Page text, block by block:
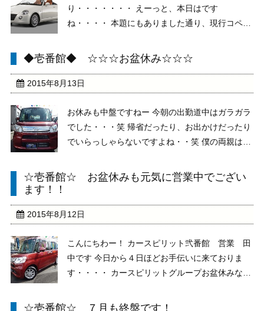
り・・・・・・・ えーっと、本日はです
ね・・・・ 本題にもありました通り、現行コペン
います ■こちらは、今までのモデル・丸目ヘッド
ました！ 当店で ...
◆壱番館◆ ☆☆☆お盆休み☆☆☆
2015年8月13日
お休みも中盤ですねー 今朝の出勤道中はガラガラ
でした・・・笑 帰省だったり、お出かけだったり
でいらっしゃらないですよね・・笑 僕の両親は、
ことは、家に帰ってもご飯がないですね・・・
☆壱番館☆ お盆休みも元気に営業中でござい
ます！！
2015年8月12日
こんにちわー！ カースピリット弐番館 営業 田
中です 今日から４日ほどお手伝いに来ておりま
す・・・・ カースピリットグループお盆休みなし
９時までの営業とさせていただいております お出
☆壱番館☆ ７月も終盤です！